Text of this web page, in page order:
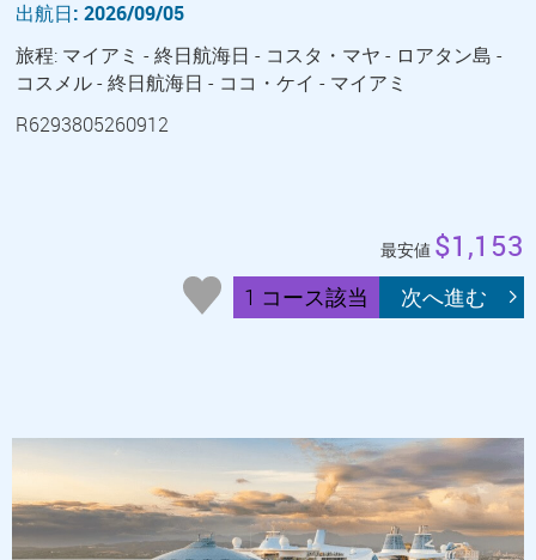
出航日: 2026/09/05
旅程: マイアミ - 終日航海日 - コスタ・マヤ - ロアタン島 -
コスメル - 終日航海日 - ココ・ケイ - マイアミ
R6293805260912
最安値 $1,153
1 コース該当 次へ進む